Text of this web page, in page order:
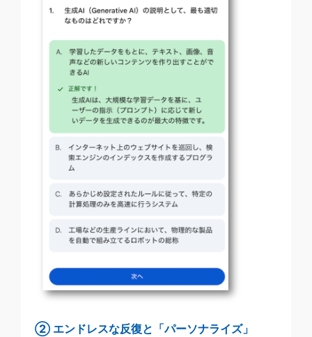
② エンドレスな反復と「パーソナライズ」